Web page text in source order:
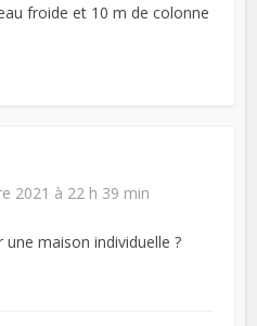
froide et 10 m de colonne
2021 à 22 h 39 min
maison individuelle ?